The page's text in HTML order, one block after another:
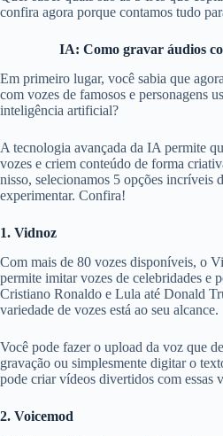
confira agora porque contamos tudo
IA: Como gravar áudios
Em primeiro lugar, você sabia que
com vozes de famosos e personagens
inteligência artificial?
A tecnologia avançada da IA permite
vozes e criem conteúdo de forma
nisso, selecionamos 5 opções incríveis
experimentar. Confira!
1. Vidnoz
Com mais de 80 vozes disponíveis, o
permite imitar vozes de celebridades e
Cristiano Ronaldo e Lula até Donald
variedade de vozes está ao seu alcance.
Você pode fazer o upload da voz que
gravação ou simplesmente digitar o
pode criar vídeos divertidos com essas
2. Voicemod